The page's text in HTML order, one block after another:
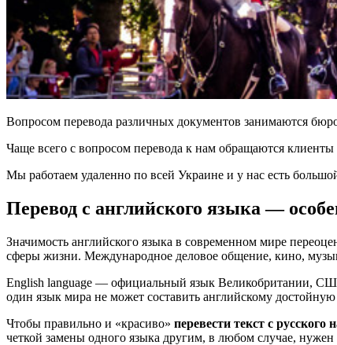
Вопросом перевода различных документов занимаются
Чаще всего с вопросом перевода к нам обращаются
Мы работаем удаленно по всей Украине и у нас есть
Перевод с английского языка —
Значимость английского языка в современном мире
сферы жизни. Международное деловое общение, кино,
English language — официальный язык Великобритании,
один язык мира не может составить английскому
Чтобы правильно и «красиво» перевести текст с русского
четкой замены одного языка другим, в любом случае,